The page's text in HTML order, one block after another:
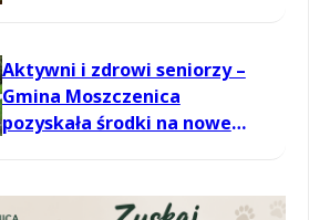
Aktywni i zdrowi seniorzy –
Gmina Moszczenica
pozyskała środki na nowe